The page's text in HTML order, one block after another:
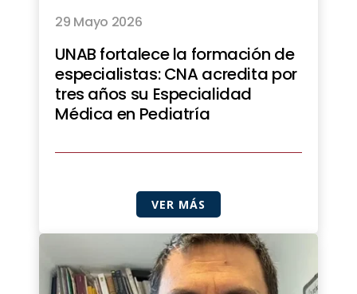
29 Mayo 2026
UNAB fortalece la formación de
especialistas: CNA acredita por
tres años su Especialidad
Médica en Pediatría
VER MÁS